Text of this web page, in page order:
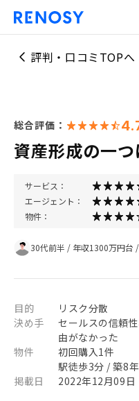
評判・口コミTOPへ
総合評価：
資産形成の一つ
サービス：
エージェント：
物件：
30代前半 / 年収1300万円台 /
目的
リスク分散
決め手
セールスの信頼
由がなかった
物件
初回購入1件
駅徒歩3分 / 築8
掲載日
2022年12月09日